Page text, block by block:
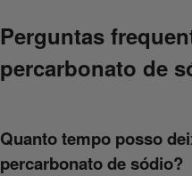
Perguntas
percarbonato de
Quanto tempo posso
percarbonato de sódio?